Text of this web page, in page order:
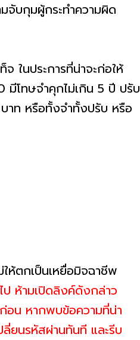
จับกุมผู้กระทำความผิด
ในประการที่น่าจะก่อให้
มีโทษจำคุกไม่เกิน 5 ปี ปรับ
าท หรือทั้งจำทั้งปรับ หรือ
ห้ตกเป็นเหยื่อมิจฉาชีพ
ป ห้ามเปิดลิงค์ดังกล่าว
อน หากพบข้อความที่น่า
ยนรหัสผ่านทันที และรีบ